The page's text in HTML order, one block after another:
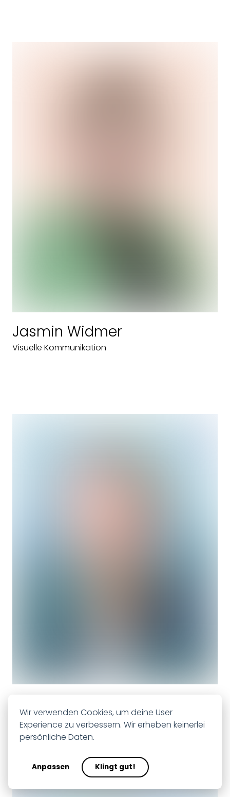
Navigation
Jasmin Widmer
Visuelle Kommunikation
Damian Kunz
Client Partner · campfire
Wir verwenden Cookies, um deine User
Experience zu verbessern. Wir erheben keinerlei
persönliche Daten.
Anpassen Klingt gut!